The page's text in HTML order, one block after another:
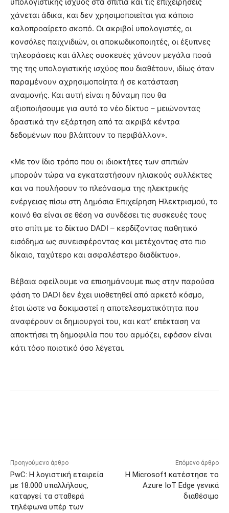
χάνεται άδικα, και δεν χρησιμοποιείται για κάποιο
καλοπροαίρετο σκοπό. Οι ακριβοί υπολογιστές, οι
κονσόλες παιχνιδιών, οι αποκωδικοποιητές, οι έξυπνες
τηλεοράσεις και άλλες συσκευές χάνουν μεγάλα ποσά
της της υπολογιστικής ισχύος που διαθέτουν, ιδίως όταν
παραμένουν αχρησιμοποίητα ή σε κατάσταση
αναμονής. Και αυτή είναι η δύναμη που θα
αξιοποιήσουμε για αυτό το νέο δίκτυο – μειώνοντας
δραστικά την εξάρτηση από τα ακριβά κέντρα
δεδομένων που βλάπτουν το περιβάλλον».
«Με τον ίδιο τρόπο που οι ιδιοκτήτες των σπιτιών
μπορούν τώρα να εγκαταστήσουν ηλιακούς συλλέκτες
και να πουλήσουν το πλεόνασμα της ηλεκτρικής
ενέργειας πίσω στη Δημόσια Επιχείρηση Ηλεκτρισμού, το
κοινό θα είναι σε θέση να συνδέσει τις συσκευές τους
στο σπίτι με το δίκτυο DADI – κερδίζοντας παθητικό
εισόδημα ως συνεισφέροντας και μετέχοντας στο πιο
δίκαιο, ταχύτερο και ασφαλέστερο διαδίκτυο».
Βέβαια οφείλουμε να επισημάνουμε πως στην παρούσα
φάση το DADI δεν έχει υιοθετηθεί από αρκετό κόσμο,
έτσι ώστε να δοκιμαστεί η αποτελεσματικότητα που
αναφέρουν οι δημιουργοί του, και κατ’ επέκταση να
αποκτήσει τη δημοφιλία που του αρμόζει, εφόσον είναι
κάτι τόσο ποιοτικό όσο λέγεται.
Προηγούμενο άρθρο
PwC: Η λογιστική εταιρεία
με 18.000 υπαλλήλους,
καταργεί τα σταθερά
τηλέφωνα υπέρ των
Επόμενο άρθρο
Η Microsoft κατέστησε το
Azure IoT Edge γενικά
διαθέσιμο